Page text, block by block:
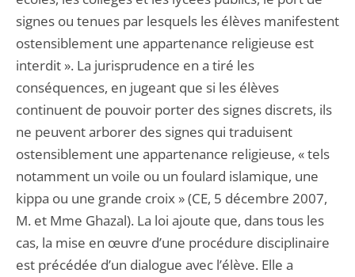
signes ou tenues par lesquels les élèves manifestent
ostensiblement une appartenance religieuse est
interdit ». La jurisprudence en a tiré les
conséquences, en jugeant que si les élèves
continuent de pouvoir porter des signes discrets, ils
ne peuvent arborer des signes qui traduisent
ostensiblement une appartenance religieuse, « tels
notamment un voile ou un foulard islamique, une
kippa ou une grande croix » (CE, 5 décembre 2007,
M. et Mme Ghazal). La loi ajoute que, dans tous les
cas, la mise en œuvre d’une procédure disciplinaire
est précédée d’un dialogue avec l’élève. Elle a